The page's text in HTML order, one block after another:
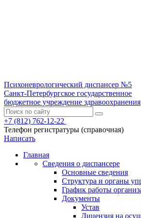
Психоневрологический диспансер №5
Санкт-Петербургское государственное
бюджетное учреждение здравоохранения
+7 (812) 762-12-22
Телефон регистратуры (справочная)
Написать
Главная
Сведения о диспансере
Основные сведения
Структура и органы
График работы
Документы
Устав
Лицензия на